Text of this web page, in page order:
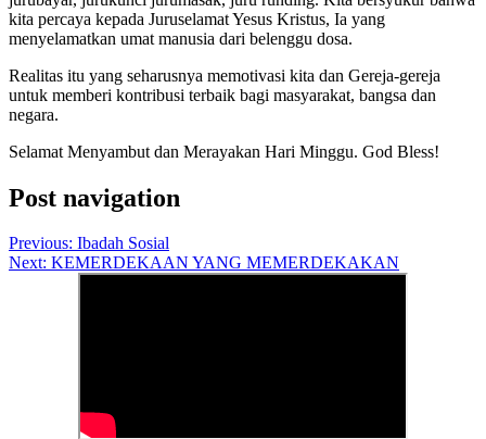
kita percaya kepada Juruselamat Yesus Kristus, Ia yang
menyelamatkan umat manusia dari belenggu dosa.
Realitas itu yang seharusnya memotivasi kita dan Gereja-gereja
untuk memberi kontribusi terbaik bagi masyarakat, bangsa dan
negara.
Selamat Menyambut dan Merayakan Hari Minggu. God Bless!
Post navigation
Previous: Ibadah Sosial
Next: KEMERDEKAAN YANG MEMERDEKAKAN